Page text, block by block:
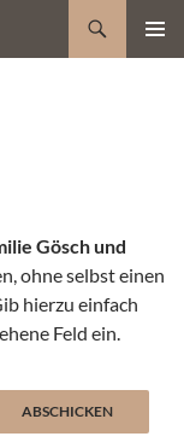
Gösch und
ohne selbst einen
hierzu einfach
Feld ein.